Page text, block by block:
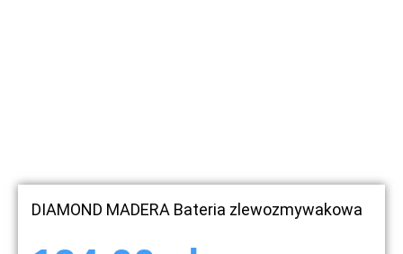
DIAMOND MADERA Bateria zlewozmywakowa